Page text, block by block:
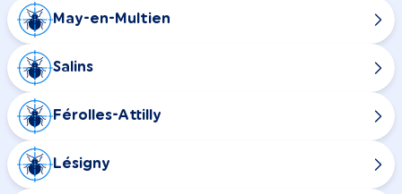
May-en-Multien
Salins
Férolles-Attilly
Lésigny